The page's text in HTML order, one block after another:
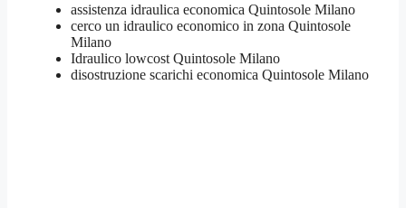
assistenza idraulica economica Quintosole Milano
cerco un idraulico economico in zona Quintosole
Milano
Idraulico lowcost Quintosole Milano
disostruzione scarichi economica Quintosole Milano